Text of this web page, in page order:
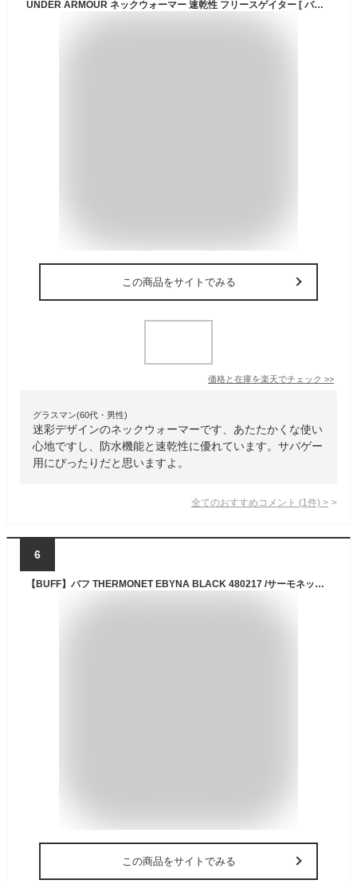
UNDER ARMOUR ネックウォーマー 速乾性 フリースゲイター [ バレンカモ ] UAストーム ウィンタースポーツ アウトドア 防寒用品 起毛 防水 ネックゲイター スヌード マフラー
この商品をサイトでみる
価格と在庫を楽天でチェック >>
グラスマン(60代・男性)
迷彩デザインのネックウォーマーです、あたたかくな使い
心地ですし、防水機能と速乾性に優れています。サバゲー
用にぴったりだと思いますよ。
全てのおすすめコメント (1 件) >
6
【BUFF】バフ THERMONET EBYNA BLACK 480217 /サーモネット/ネックウォーマー/あったかい/温かい/暖か/ネックウォーマー/スキー/スノボ/オシャレ/タウン/日焼け/ラン/サバゲー/アウトドア/トレッキング/登山/散歩/釣り/マスク【ネコポス対応】
この商品をサイトでみる